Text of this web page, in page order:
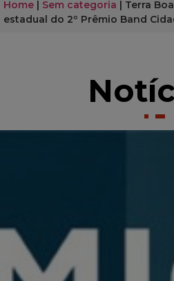
Home | Sem categoria | Terra
estadual do 2º Prêmio Band